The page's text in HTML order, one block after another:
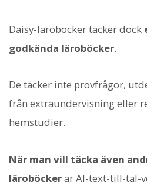
Daisy-läroböcker täcker dock
godkända läroböcker.
De täcker inte provfrågor,
från extraundervisning eller
hemstudier.
När man vill täcka även
läroböckerär AI-text-till-tal-